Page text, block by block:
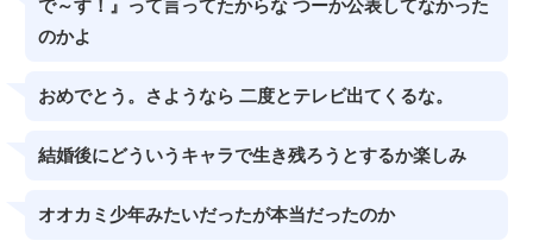
で～す！』って言ってたからな つーか公表してなかった
のかよ
おめでとう。さようなら 二度とテレビ出てくるな。
結婚後にどういうキャラで生き残ろうとするか楽しみ
オオカミ少年みたいだったが本当だったのか